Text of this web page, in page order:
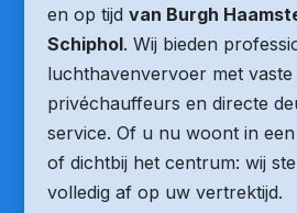
en op tijd van Burgh
Schiphol. Wij bieden
luchthavenvervoer met vaste
privéchauffeurs en directe
service. Of u nu woont in
of dichtbij het centrum: wij
volledig af op uw vertrektijd.